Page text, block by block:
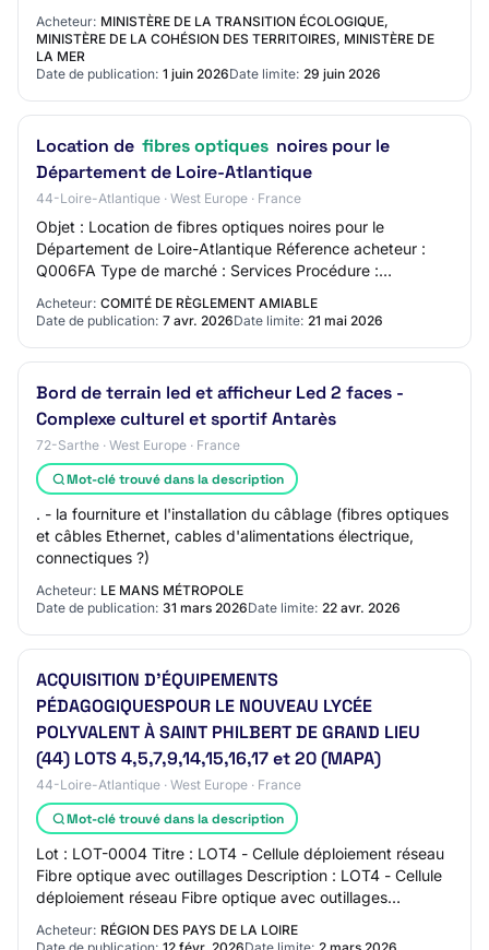
RFI_sourcing_fibre_optique Objet : Dans la pers…
Acheteur: MINISTÈRE DE LA TRANSITION ÉCOLOGIQUE,
MINISTÈRE DE LA COHÉSION DES TERRITOIRES, MINISTÈRE DE
LA MER
Date de publication: 1 juin 2026Date limite: 29 juin 2026
Location de fibres optiques noires pour le
Département de Loire-Atlantique
44-Loire-Atlantique · West Europe · France
Objet : Location de fibres optiques noires pour le
Département de Loire-Atlantique Réference acheteur :
Q006FA Type de marché : Services Procédure :
Procédure ouverte Code NUTS : FRG01 Lieu principal…
Acheteur: COMITÉ DE RÈGLEMENT AMIABLE
Date de publication: 7 avr. 2026Date limite: 21 mai 2026
Bord de terrain led et afficheur Led 2 faces -
Complexe culturel et sportif Antarès
72-Sarthe · West Europe · France
Mot-clé trouvé dans la description
. - la fourniture et l'installation du câblage (fibres optiques
et câbles Ethernet, cables d'alimentations électrique,
connectiques ?)
Acheteur: LE MANS MÉTROPOLE
Date de publication: 31 mars 2026Date limite: 22 avr. 2026
ACQUISITION D’ÉQUIPEMENTS
PÉDAGOGIQUESPOUR LE NOUVEAU LYCÉE
POLYVALENT À SAINT PHILBERT DE GRAND LIEU
(44) LOTS 4,5,7,9,14,15,16,17 et 20 (MAPA)
44-Loire-Atlantique · West Europe · France
Mot-clé trouvé dans la description
Lot : LOT-0004 Titre : LOT4 - Cellule déploiement réseau
Fibre optique avec outillages Description : LOT4 - Cellule
déploiement réseau Fibre optique avec outillages
Identifiant interne : 4 5.1.1. Obj…
Acheteur: RÉGION DES PAYS DE LA LOIRE